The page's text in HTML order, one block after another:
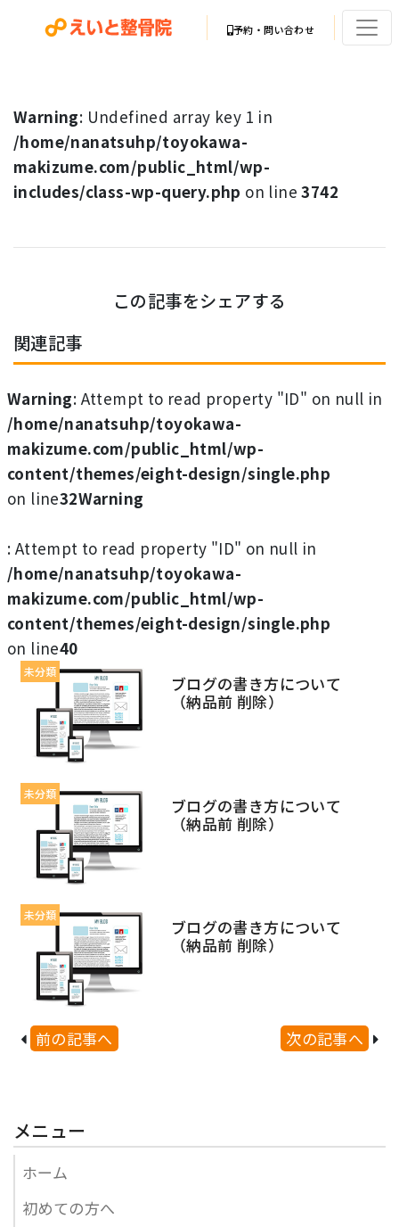
予約・問い合わせ
Warning: Undefined array key 1 in
/home/nanatsuhp/toyokawa-
makizume.com/public_html/wp-
includes/class-wp-query.php on line3742
この記事をシェアする
関連記事
Warning: Attempt to read property "ID" on null in
/home/nanatsuhp/toyokawa-
makizume.com/public_html/wp-
content/themes/eight-design/single.php
on line32Warning
: Attempt to read property "ID" on null in
/home/nanatsuhp/toyokawa-
makizume.com/public_html/wp-
content/themes/eight-design/single.php
on line40
未分類
ブログの書き方について
（納品前 削除）
未分類
ブログの書き方について
（納品前 削除）
未分類
ブログの書き方について
（納品前 削除）
前の記事へ 次の記事へ
メニュー
ホーム
初めての方へ